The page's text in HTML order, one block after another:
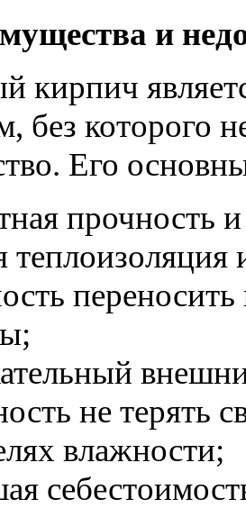
и
кирпич
без которого
Его
прочность
теплоизоляция
не терять
влажности;